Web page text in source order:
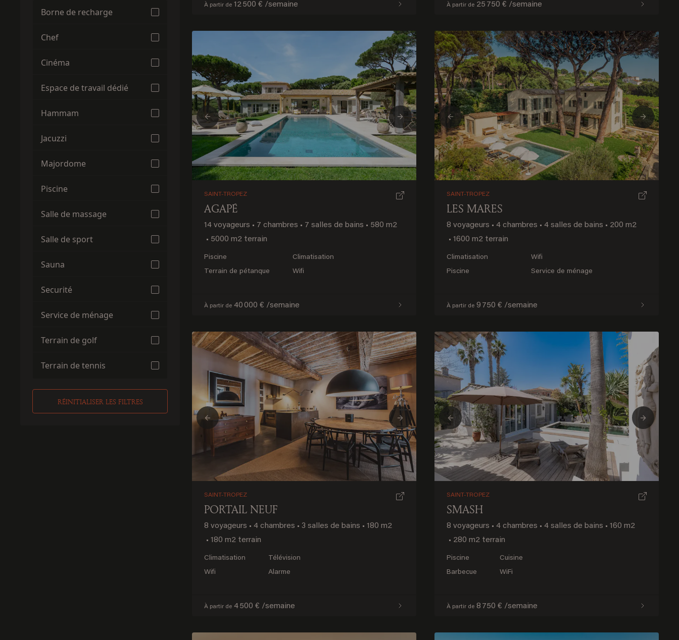
Borne de recharge
Chef
Cinéma
Espace de travail dédié
Hammam
Jacuzzi
Majordome
Piscine
Salle de massage
Salle de sport
Sauna
Securité
Service de ménage
Terrain de golf
Terrain de tennis
RÉINITIALISER LES FILTRES
Previous Next
SAINT-TROPEZ
PORTAIL NEUF
8 voyageurs • 4 chambres • 3 salles de bains • 180 m2
• 180 m2 terrain
Climatisation
Wifi
Télévision
Alarme
À partir de 4 500 € /semaine
Previous Next
SAINT-TROPEZ
SMASH
8 voyageurs • 4 chambres • 4 salles de bains • 160 m2
• 280 m2 terrain
Piscine
Barbecue
Cuisine
WiFi
À partir de 8 750 € /semaine
Previous Next
SAINT-TROPEZ
LES MARES
8 voyageurs • 4 chambres • 4 salles de bains • 200 m2
• 1600 m2 terrain
Climatisation
Piscine
Wifi
Service de ménage
À partir de 9 750 € /semaine
À partir de 12 500 € /semaine À partir de 25 750 € /semaine
Previous Next
SAINT-TROPEZ
AGAPÉ
14 voyageurs • 7 chambres • 7 salles de bains • 580 m2
• 5000 m2 terrain
Piscine
Terrain de pétanque
Climatisation
Wifi
À partir de 40 000 € /semaine
Bienvenue à Saint-Barthélemy